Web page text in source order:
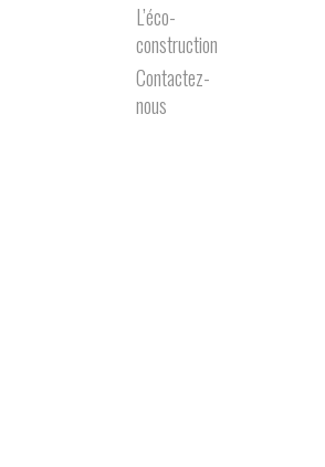
L’éco-
construction
Contactez-
nous